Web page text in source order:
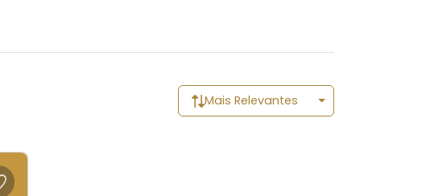
Mais Relevantes